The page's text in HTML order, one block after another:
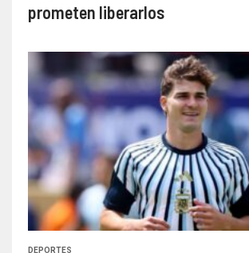
prometen liberarlos
DEPORTES